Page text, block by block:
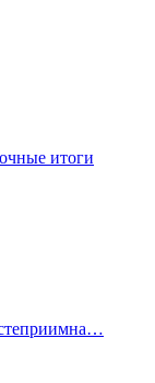
итоги